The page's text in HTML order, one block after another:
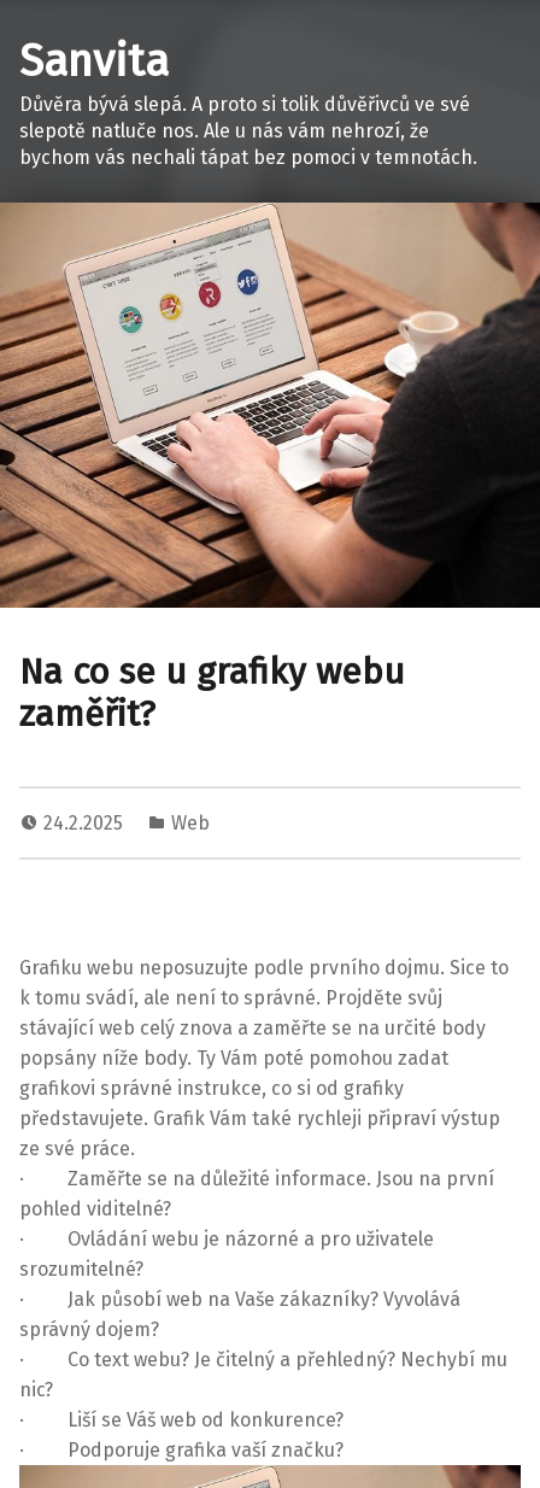
Sanvita
Důvěra bývá slepá. A proto si tolik důvěřivců ve své
slepotě natluče nos. Ale u nás vám nehrozí, že
bychom vás nechali tápat bez pomoci v temnotách.
Na co se u grafiky webu
zaměřit?
24.2.2025 Web
Grafiku webu neposuzujte podle prvního dojmu. Sice to
k tomu svádí, ale není to správné. Projděte svůj
stávající web celý znova a zaměřte se na určité body
popsány níže body. Ty Vám poté pomohou zadat
grafikovi správné instrukce, co si od grafiky
představujete. Grafik Vám také rychleji připraví výstup
ze své práce.
· Zaměřte se na důležité informace. Jsou na první
pohled viditelné?
· Ovládání webu je názorné a pro uživatele
srozumitelné?
· Jak působí web na Vaše zákazníky? Vyvolává
správný dojem?
· Co text webu? Je čitelný a přehledný? Nechybí mu
nic?
· Liší se Váš web od konkurence?
· Podporuje grafika vaší značku?